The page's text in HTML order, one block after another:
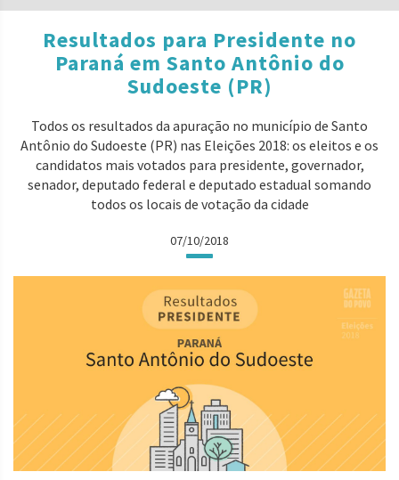
Resultados para Presidente no
Paraná em Santo Antônio do
Sudoeste (PR)
Todos os resultados da apuração no município de Santo
Antônio do Sudoeste (PR) nas Eleições 2018: os eleitos e os
candidatos mais votados para presidente, governador,
senador, deputado federal e deputado estadual somando
todos os locais de votação da cidade
07/10/2018